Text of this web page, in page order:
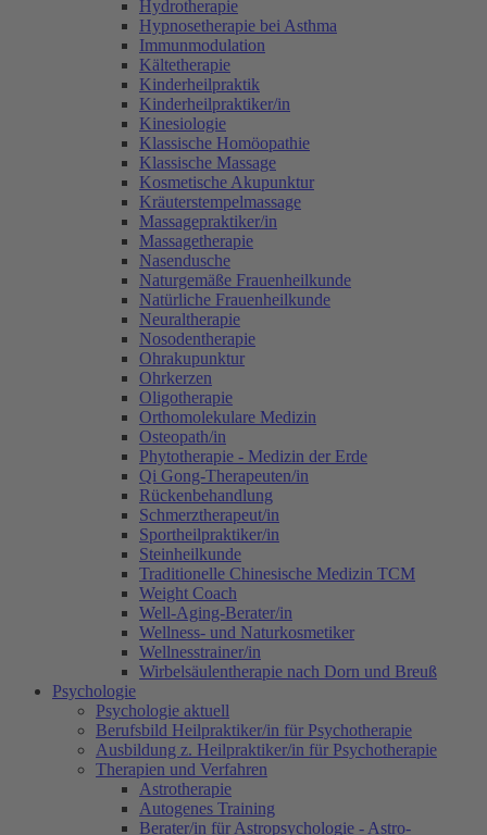
Hydrotherapie
Hypnosetherapie bei Asthma
Immunmodulation
Kältetherapie
Kinderheilpraktik
Kinderheilpraktiker/in
Kinesiologie
Klassische Homöopathie
Klassische Massage
Kosmetische Akupunktur
Kräuterstempelmassage
Massagepraktiker/in
Massagetherapie
Nasendusche
Naturgemäße Frauenheilkunde
Natürliche Frauenheilkunde
Neuraltherapie
Nosodentherapie
Ohrakupunktur
Ohrkerzen
Oligotherapie
Orthomolekulare Medizin
Osteopath/in
Phytotherapie - Medizin der Erde
Qi Gong-Therapeuten/in
Rückenbehandlung
Schmerztherapeut/in
Sportheilpraktiker/in
Steinheilkunde
Traditionelle Chinesische Medizin TCM
Weight Coach
Well-Aging-Berater/in
Wellness- und Naturkosmetiker
Wellnesstrainer/in
Wirbelsäulentherapie nach Dorn und Breuß
Psychologie
Psychologie aktuell
Berufsbild Heilpraktiker/in für Psychotherapie
Ausbildung z. Heilpraktiker/in für Psychotherapie
Therapien und Verfahren
Astrotherapie
Autogenes Training
Berater/in für Astropsychologie - Astro-